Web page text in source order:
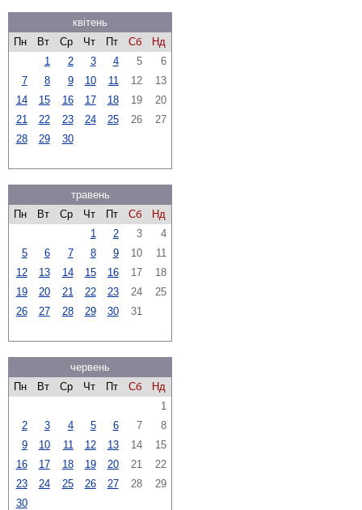
квітень
Пн
Вт Ср Чт Пт Сб
Нд
1
2 3 4 5
6
7
8 9 10 11 12
13
14
15 16 17 18 19
20
21
22 23 24 25 26
27
28
29 30
травень
Пн
Вт Ср Чт Пт Сб
Нд
1
2 3
4
5
6 7 8 9 10
11
12
13 14 15 16 17
18
19
20 21 22 23 24
25
26
27 28 29 30 31
червень
Пн
Вт Ср Чт Пт Сб
Нд
1
2
3 4 5 6 7
8
9
10 11 12 13 14
15
16
17 18 19 20 21
22
23
24 25 26 27 28
29
30